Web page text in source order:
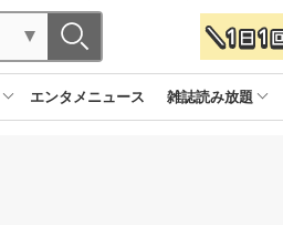
エンタメニュース 雑誌読み放題